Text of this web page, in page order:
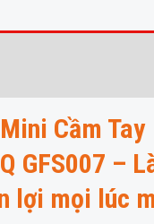
Cầm Tay
GFS007 –
lợi mọi lúc